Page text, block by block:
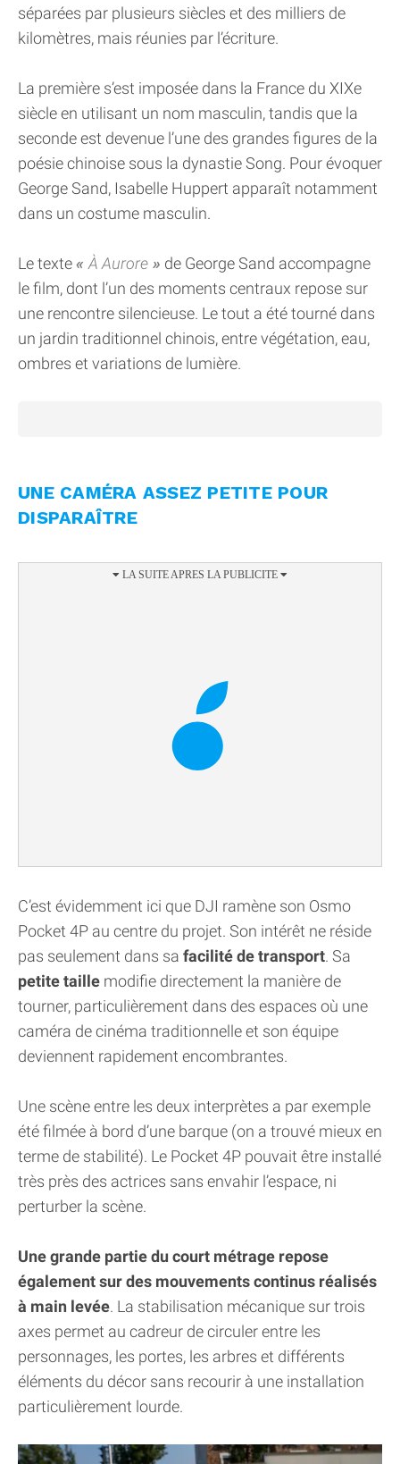
séparées par plusieurs siècles et des milliers de
kilomètres, mais réunies par l’écriture.
La première s’est imposée dans la France du XIXe
siècle en utilisant un nom masculin, tandis que la
seconde est devenue l’une des grandes figures de la
poésie chinoise sous la dynastie Song. Pour évoquer
George Sand, Isabelle Huppert apparaît notamment
dans un costume masculin.
Le texte À Aurore
de George Sand accompagne
le film, dont l’un des moments centraux repose sur
une rencontre silencieuse. Le tout a été tourné dans
un jardin traditionnel chinois, entre végétation, eau,
ombres et variations de lumière.
UNE CAMÉRA ASSEZ PETITE POUR
DISPARAÎTRE
C’est évidemment ici que DJI ramène son Osmo
Pocket 4P au centre du projet. Son intérêt ne réside
pas seulement dans sa facilité de transport. Sa
petite taille modifie directement la manière de
tourner, particulièrement dans des espaces où une
caméra de cinéma traditionnelle et son équipe
deviennent rapidement encombrantes.
Une scène entre les deux interprètes a par exemple
été filmée à bord d’une barque (on a trouvé mieux en
terme de stabilité). Le Pocket 4P pouvait être installé
très près des actrices sans envahir l’espace, ni
perturber la scène.
Une grande partie du court métrage repose
également sur des mouvements continus réalisés
à main levée. La stabilisation mécanique sur trois
axes permet au cadreur de circuler entre les
personnages, les portes, les arbres et différents
éléments du décor sans recourir à une installation
particulièrement lourde.